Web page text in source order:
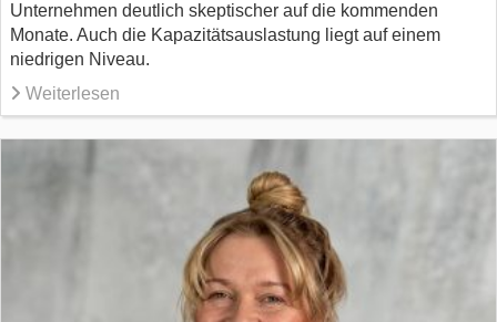
Unternehmen deutlich skeptischer auf die kommenden
Monate. Auch die Kapazitätsauslastung liegt auf einem
niedrigen Niveau.
Weiterlesen